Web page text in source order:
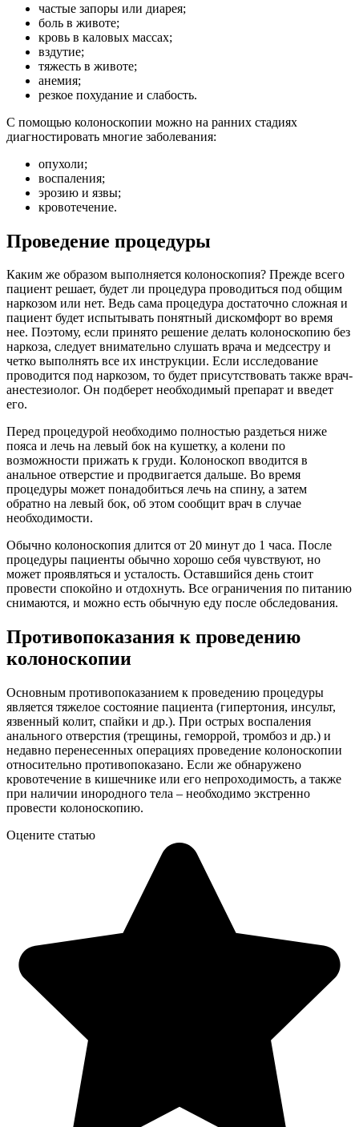
частые запоры или диарея;
боль в животе;
кровь в каловых массах;
вздутие;
тяжесть в животе;
анемия;
резкое похудание и слабость.
С помощью колоноскопии можно на ранних стадиях
диагностировать многие заболевания:
опухоли;
воспаления;
эрозию и язвы;
кровотечение.
Проведение процедуры
Каким же образом выполняется колоноскопия? Прежде всего
пациент решает, будет ли процедура проводиться под общим
наркозом или нет. Ведь сама процедура достаточно сложная и
пациент будет испытывать понятный дискомфорт во время
нее. Поэтому, если принято решение делать колоноскопию без
наркоза, следует внимательно слушать врача и медсестру и
четко выполнять все их инструкции. Если исследование
проводится под наркозом, то будет присутствовать также врач-
анестезиолог. Он подберет необходимый препарат и введет
его.
Перед процедурой необходимо полностью раздеться ниже
пояса и лечь на левый бок на кушетку, а колени по
возможности прижать к груди. Колоноскоп вводится в
анальное отверстие и продвигается дальше. Во время
процедуры может понадобиться лечь на спину, а затем
обратно на левый бок, об этом сообщит врач в случае
необходимости.
Обычно колоноскопия длится от 20 минут до 1 часа. После
процедуры пациенты обычно хорошо себя чувствуют, но
может проявляться и усталость. Оставшийся день стоит
провести спокойно и отдохнуть. Все ограничения по питанию
снимаются, и можно есть обычную еду после обследования.
Противопоказания к проведению
колоноскопии
Основным противопоказанием к проведению процедуры
является тяжелое состояние пациента (гипертония, инсульт,
язвенный колит, спайки и др.). При острых воспаления
анального отверстия (трещины, геморрой, тромбоз и др.) и
недавно перенесенных операциях проведение колоноскопии
относительно противопоказано. Если же обнаружено
кровотечение в кишечнике или его непроходимость, а также
при наличии инородного тела – необходимо экстренно
провести колоноскопию.
Оцените статью